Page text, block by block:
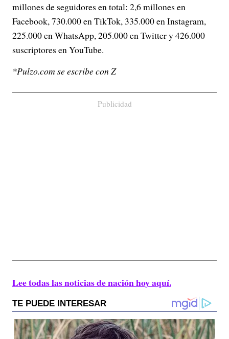
millones de seguidores en total: 2,6 millones en
Facebook, 730.000 en TikTok, 335.000 en Instagram,
225.000 en WhatsApp, 205.000 en Twitter y 426.000
suscriptores en YouTube.
*Pulzo.com se escribe con Z
Publicidad
Lee todas las noticias de nación hoy aquí.